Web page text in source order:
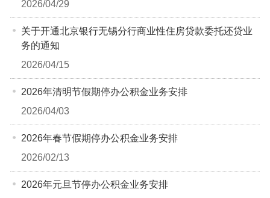
2026/04/29
关于开通北京银行无锡分行商业性住房贷款委托还贷业
务的通知
2026/04/15
2026年清明节假期停办公积金业务安排
2026/04/03
2026年春节假期停办公积金业务安排
2026/02/13
2026年元旦节停办公积金业务安排